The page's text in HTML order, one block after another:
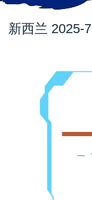
新西兰 2025-